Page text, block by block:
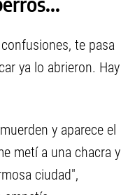
te pasa
ya lo abrieron. Hay
y aparece el
metí a una chacra y
ciudad",